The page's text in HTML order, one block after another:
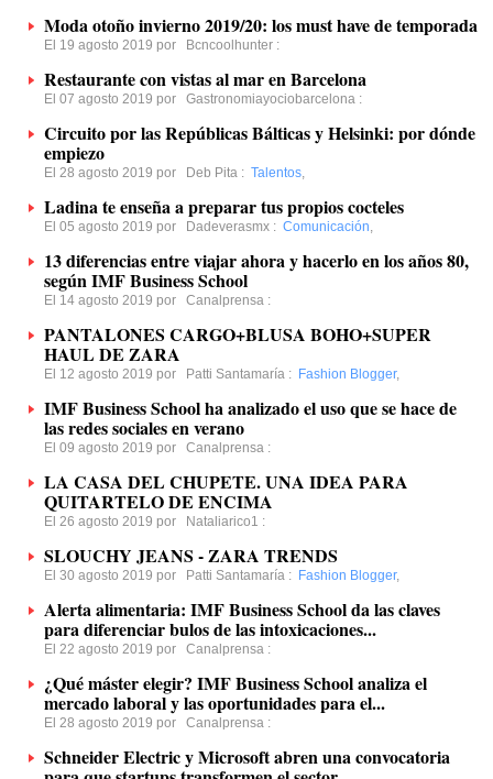
Moda otoño invierno 2019/20: los must have de temporada
El 19 agosto 2019 por Bcncoolhunter :
Restaurante con vistas al mar en Barcelona
El 07 agosto 2019 por Gastronomiayociobarcelona :
Circuito por las Repúblicas Bálticas y Helsinki: por dónde
empiezo
El 28 agosto 2019 por Deb Pita : Talentos,
Ladina te enseña a preparar tus propios cocteles
El 05 agosto 2019 por Dadeverasmx : Comunicación,
13 diferencias entre viajar ahora y hacerlo en los años 80,
según IMF Business School
El 14 agosto 2019 por Canalprensa :
PANTALONES CARGO+BLUSA BOHO+SUPER
HAUL DE ZARA
El 12 agosto 2019 por Patti Santamaría : Fashion Blogger,
IMF Business School ha analizado el uso que se hace de
las redes sociales en verano
El 09 agosto 2019 por Canalprensa :
LA CASA DEL CHUPETE. UNA IDEA PARA
QUITARTELO DE ENCIMA
El 26 agosto 2019 por Nataliarico1 :
SLOUCHY JEANS - ZARA TRENDS
El 30 agosto 2019 por Patti Santamaría : Fashion Blogger,
Alerta alimentaria: IMF Business School da las claves
para diferenciar bulos de las intoxicaciones...
El 22 agosto 2019 por Canalprensa :
¿Qué máster elegir? IMF Business School analiza el
mercado laboral y las oportunidades para el...
El 28 agosto 2019 por Canalprensa :
Schneider Electric y Microsoft abren una convocatoria